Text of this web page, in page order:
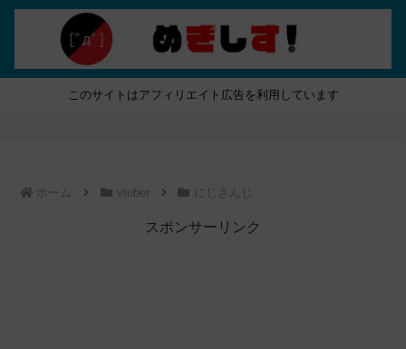
このサイトはアフィリエイト広告を利用しています
ホーム vtuber にじさんじ
スポンサーリンク